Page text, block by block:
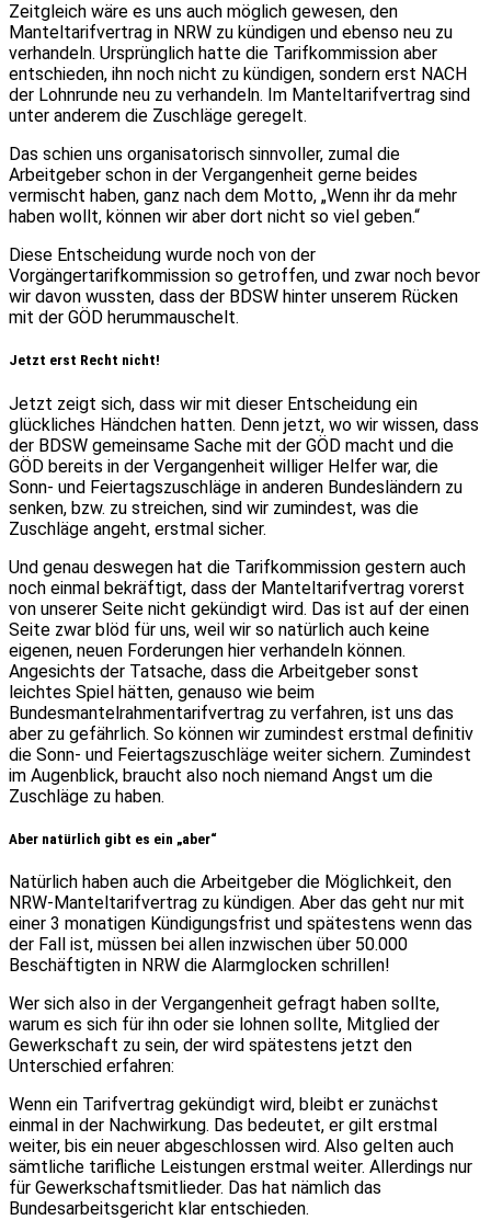
Zeitgleich wäre es uns auch möglich gewesen, den
Manteltarifvertrag in NRW zu kündigen und ebenso neu zu
verhandeln. Ursprünglich hatte die Tarifkommission aber
entschieden, ihn noch nicht zu kündigen, sondern erst NACH
der Lohnrunde neu zu verhandeln. Im Manteltarifvertrag sind
unter anderem die Zuschläge geregelt.
Das schien uns organisatorisch sinnvoller, zumal die
Arbeitgeber schon in der Vergangenheit gerne beides
vermischt haben, ganz nach dem Motto, „Wenn ihr da mehr
haben wollt, können wir aber dort nicht so viel geben.“
Diese Entscheidung wurde noch von der
Vorgängertarifkommission so getroffen, und zwar noch bevor
wir davon wussten, dass der BDSW hinter unserem Rücken
mit der GÖD herummauschelt.
Jetzt erst Recht nicht!
Jetzt zeigt sich, dass wir mit dieser Entscheidung ein
glückliches Händchen hatten. Denn jetzt, wo wir wissen, dass
der BDSW gemeinsame Sache mit der GÖD macht und die
GÖD bereits in der Vergangenheit williger Helfer war, die
Sonn- und Feiertagszuschläge in anderen Bundesländern zu
senken, bzw. zu streichen, sind wir zumindest, was die
Zuschläge angeht, erstmal sicher.
Und genau deswegen hat die Tarifkommission gestern auch
noch einmal bekräftigt, dass der Manteltarifvertrag vorerst
von unserer Seite nicht gekündigt wird. Das ist auf der einen
Seite zwar blöd für uns, weil wir so natürlich auch keine
eigenen, neuen Forderungen hier verhandeln können.
Angesichts der Tatsache, dass die Arbeitgeber sonst
leichtes Spiel hätten, genauso wie beim
Bundesmantelrahmentarifvertrag zu verfahren, ist uns das
aber zu gefährlich. So können wir zumindest erstmal definitiv
die Sonn- und Feiertagszuschläge weiter sichern. Zumindest
im Augenblick, braucht also noch niemand Angst um die
Zuschläge zu haben.
Aber natürlich gibt es ein „aber“
Natürlich haben auch die Arbeitgeber die Möglichkeit, den
NRW-Manteltarifvertrag zu kündigen. Aber das geht nur mit
einer 3 monatigen Kündigungsfrist und spätestens wenn das
der Fall ist, müssen bei allen inzwischen über 50.000
Beschäftigten in NRW die Alarmglocken schrillen!
Wer sich also in der Vergangenheit gefragt haben sollte,
warum es sich für ihn oder sie lohnen sollte, Mitglied der
Gewerkschaft zu sein, der wird spätestens jetzt den
Unterschied erfahren:
Wenn ein Tarifvertrag gekündigt wird, bleibt er zunächst
einmal in der Nachwirkung. Das bedeutet, er gilt erstmal
weiter, bis ein neuer abgeschlossen wird. Also gelten auch
sämtliche tarifliche Leistungen erstmal weiter. Allerdings nur
für Gewerkschaftsmitlieder. Das hat nämlich das
Bundesarbeitsgericht klar entschieden.